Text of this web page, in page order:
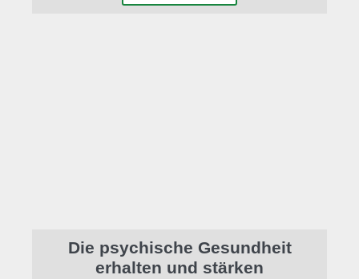
Die psychische Gesundheit
erhalten und stärken